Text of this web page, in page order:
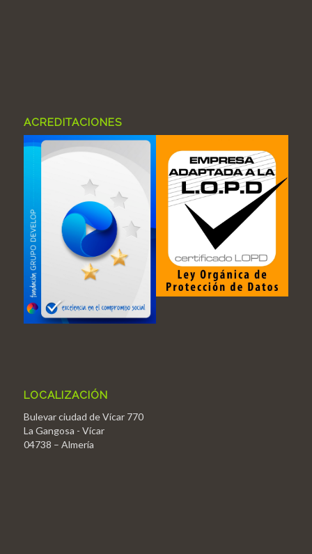
ACREDITACIONES
LOCALIZACIÓN
Bulevar ciudad de Vícar 770
La Gangosa - Vícar
04738 – Almería